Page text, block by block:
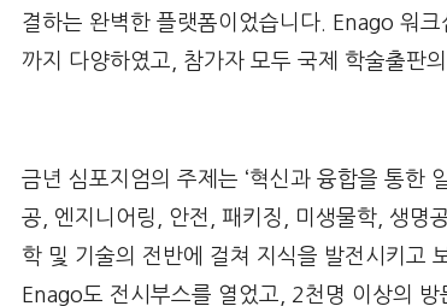
결하는 완벽한 플랫폼이었습니다. Enago 워
까지 다양하였고, 참가자 모두 국제 학술출판
금년 심포지엄의 주제는 ‘혁신과 융합을 통한
공, 엔지니어링, 안전, 패키징, 미생물학, 생명
학 및 기술의 전반에 걸쳐 지식을 발전시키고
Enago도 전시부스를 열었고, 2천명 이상의